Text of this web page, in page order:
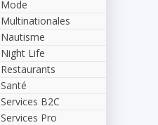
Mode
Multinationales
Nautisme
Night Life
Restaurants
Santé
Services B2C
Services Pro